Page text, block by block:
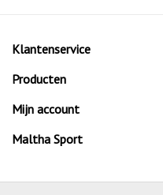
Klantenservice
Producten
Mijn account
Maltha Sport